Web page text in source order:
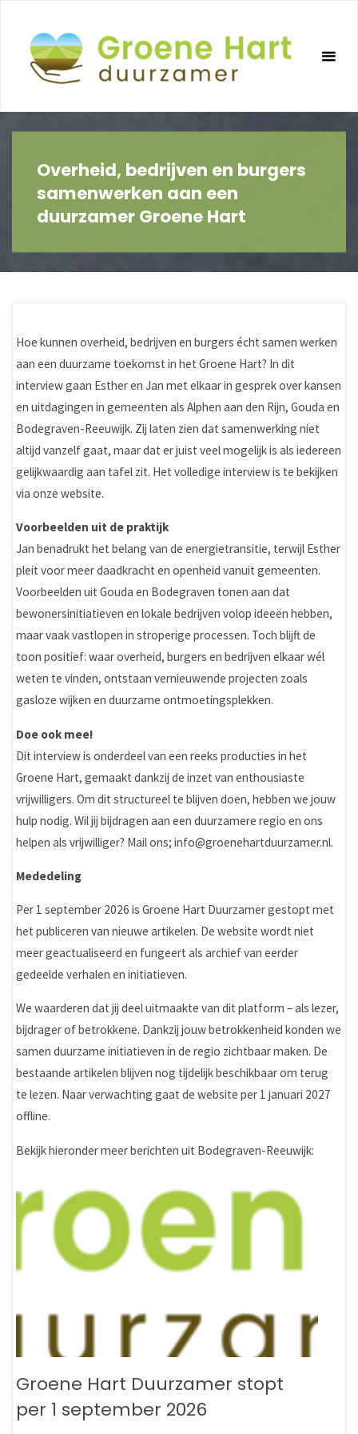
inhoud
Overheid, bedrijven en burgers
samenwerken aan een
duurzamer Groene Hart
Hoe kunnen overheid, bedrijven en burgers écht samen werken
aan een duurzame toekomst in het Groene Hart? In dit
interview gaan Esther en Jan met elkaar in gesprek over kansen
en uitdagingen in gemeenten als Alphen aan den Rijn, Gouda en
Bodegraven-Reeuwijk. Zij laten zien dat samenwerking niet
altijd vanzelf gaat, maar dat er juist veel mogelijk is als iedereen
gelijkwaardig aan tafel zit. Het volledige interview is te bekijken
via onze website.
Voorbeelden uit de praktijk
Jan benadrukt het belang van de energietransitie, terwijl Esther
pleit voor meer daadkracht en openheid vanuit gemeenten.
Voorbeelden uit Gouda en Bodegraven tonen aan dat
bewonersinitiatieven en lokale bedrijven volop ideeën hebben,
maar vaak vastlopen in stroperige processen. Toch blijft de
toon positief: waar overheid, burgers en bedrijven elkaar wél
weten te vinden, ontstaan vernieuwende projecten zoals
gasloze wijken en duurzame ontmoetingsplekken.
Doe ook mee!
Dit interview is onderdeel van een reeks producties in het
Groene Hart, gemaakt dankzij de inzet van enthousiaste
vrijwilligers. Om dit structureel te blijven doen, hebben we jouw
hulp nodig. Wil jij bijdragen aan een duurzamere regio en ons
helpen als vrijwilliger? Mail ons; info@groenehartduurzamer.nl.
Mededeling
Per 1 september 2026 is Groene Hart Duurzamer gestopt met
het publiceren van nieuwe artikelen. De website wordt niet
meer geactualiseerd en fungeert als archief van eerder
gedeelde verhalen en initiatieven.
We waarderen dat jij deel uitmaakte van dit platform – als lezer,
bijdrager of betrokkene. Dankzij jouw betrokkenheid konden we
samen duurzame initiatieven in de regio zichtbaar maken. De
bestaande artikelen blijven nog tijdelijk beschikbaar om terug
te lezen. Naar verwachting gaat de website per 1 januari 2027
offline.
Bekijk hieronder meer berichten uit Bodegraven-Reeuwijk:
Groene Hart Duurzamer stopt
per 1 september 2026